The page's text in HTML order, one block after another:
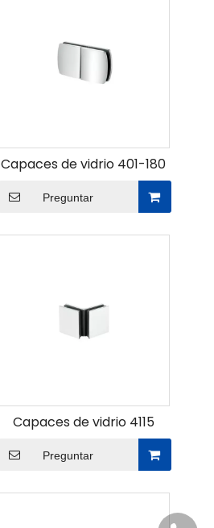
Capaces de vidrio 401-180
Preguntar
Capaces de vidrio 4115
Preguntar